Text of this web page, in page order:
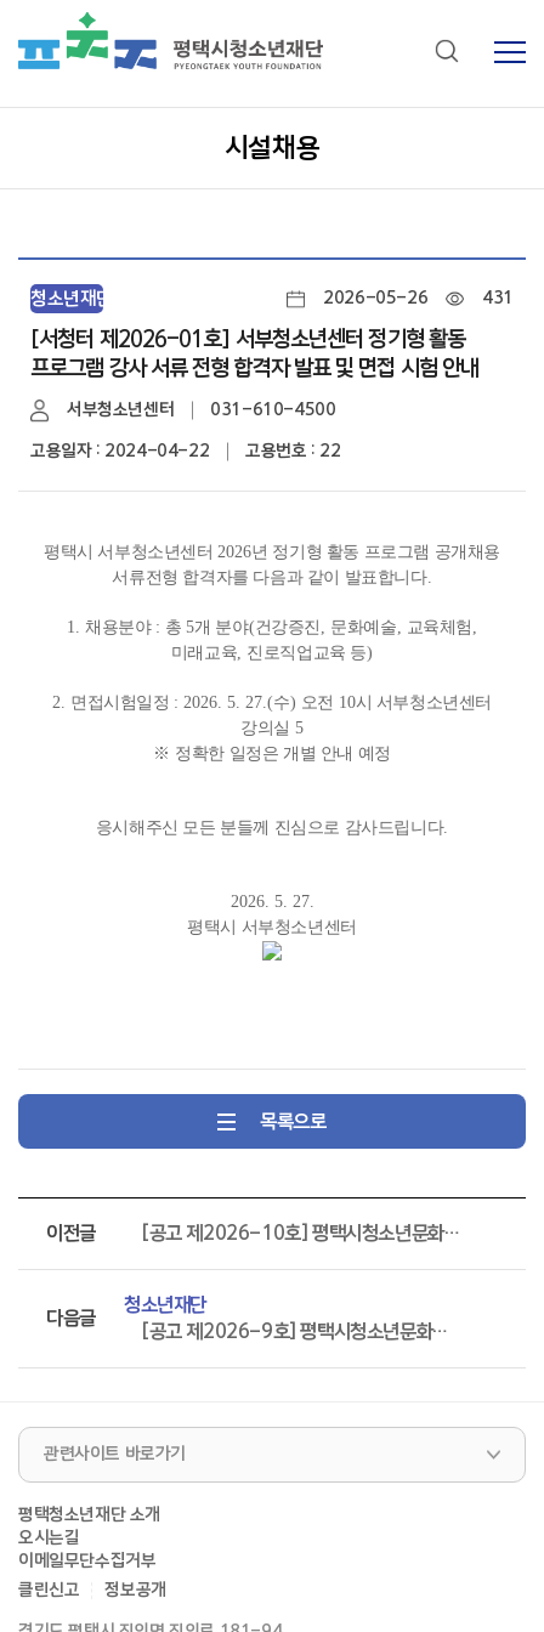
시설채용
청소년재단 2026-05-26 431
[서청터 제2026-01호] 서부청소년센터 정기형 활동
프로그램 강사 서류 전형 합격자 발표 및 면접 시험 안내
서부청소년센터 031-610-4500
고용일자 : 2024-04-22 고용번호 : 22
평택시 서부청소년센터2026년 정기형 활동 프로그램 공개채용
서류전형 합격자를 다음과 같이 발표합니다.
1.채용분야 : 총5개 분야(건강증진 , 문화예술, 교육체험 ,
미래교육, 진로직업교육 등)
2. 면접시험일정 : 2026. 5. 27.(수) 오전 10시 서부청소년센터
강의실 5
※ 정확한 일정은 개별 안내 예정
응시해주신 모든 분들께 진심으로 감사드립니다.
2026. 5. 27.
평택시 서부청소년센터
목록으로
이전글 [공고 제2026-10호] 평택시청소년문화센터 체육관관리자 서류전형 합격자 발표
다음글
청소년재단
[공고 제2026-9호] 평택시청소년문화센터 체육관관리자(단시간 근로자) 채용 재공고(1차)
관련사이트 바로가기
평택청소년재단 소개
오시는길
이메일무단수집거부
클린신고
정보공개